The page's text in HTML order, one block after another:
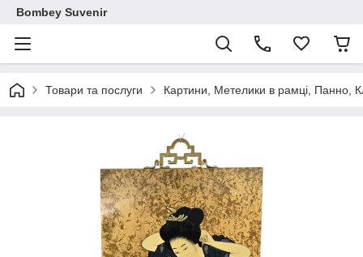
Bombey Suvenir
Товари та послуги Картини, Метелики в рамці, Панно,